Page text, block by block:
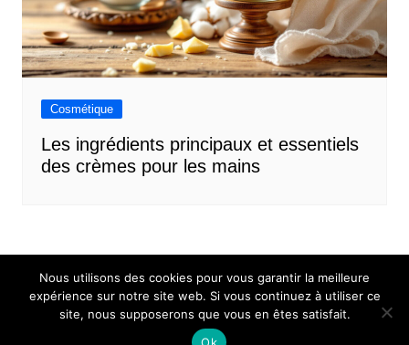
Cosmétique
Les ingrédients principaux et essentiels
des crèmes pour les mains
Nous utilisons des cookies pour vous garantir la meilleure
expérience sur notre site web. Si vous continuez à utiliser ce
site, nous supposerons que vous en êtes satisfait.
Ok